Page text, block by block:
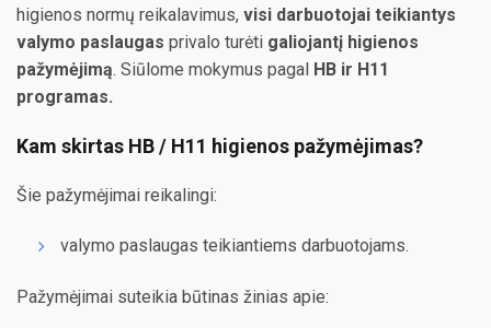
higienos normų reikalavimus, visi darbuotojai teikiantys
valymo paslaugas privalo turėti galiojantį higienos
pažymėjimą. Siūlome mokymus pagal HB ir H11
programas.
Kam skirtas HB / H11 higienos pažymėjimas?
Šie pažymėjimai reikalingi:
valymo paslaugas teikiantiems darbuotojams.
Pažymėjimai suteikia būtinas žinias apie: